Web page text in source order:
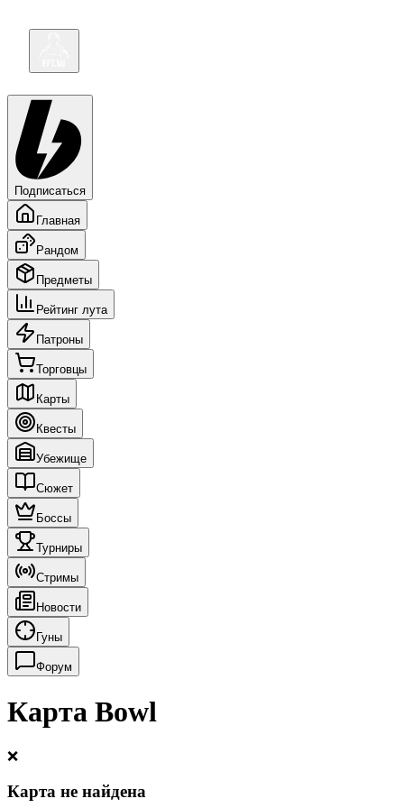
Подписаться
Главная
Рандом
Предметы
Рейтинг лута
Патроны
Торговцы
Карты
Квесты
Убежище
Сюжет
Боссы
Турниры
Стримы
Новости
Гуны
Форум
Карта Bowl
❌
Карта не найдена